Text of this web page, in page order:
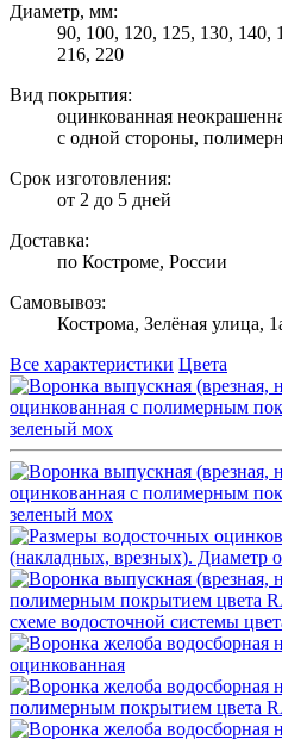
Диаметр, мм:
90, 100, 120, 125, 130, 140,
216, 220
Вид покрытия:
оцинкованная
с одной стороны,
Срок изготовления:
от 2 до 5 дней
Доставка:
по Костроме, России
Самовывоз:
Кострома, Зелёная улица,
Все характеристики Цвета